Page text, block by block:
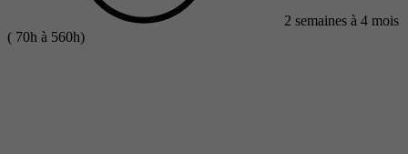
2 semaines à 4 mois
( 70h à 560h)